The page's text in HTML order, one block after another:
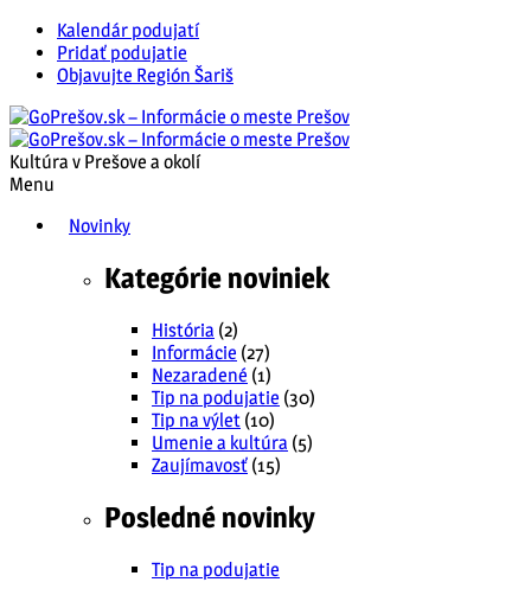
Kalendár podujatí
Pridať podujatie
Objavujte Región Šariš
Kultúra v Prešove a okolí
Menu
Novinky
Kategórie noviniek
História (2)
Informácie (27)
Nezaradené (1)
Tip na podujatie (30)
Tip na výlet (10)
Umenie a kultúra (5)
Zaujímavosť (15)
Posledné novinky
Tip na podujatie